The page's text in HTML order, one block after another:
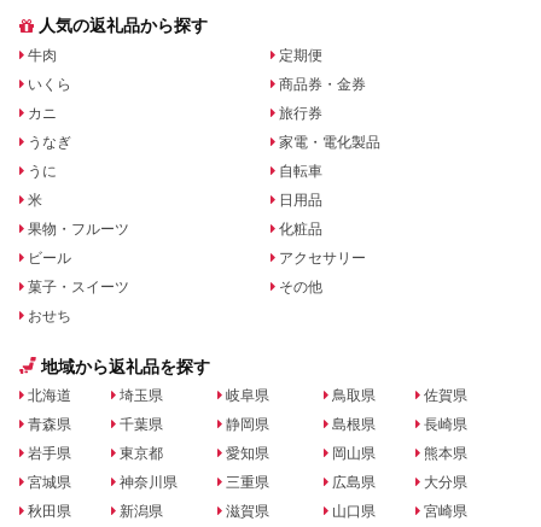
人気の返礼品から探す
牛肉
いくら
カニ
うなぎ
うに
米
果物・フルーツ
ビール
菓子・スイーツ
おせち
定期便
商品券・金券
旅行券
家電・電化製品
自転車
日用品
化粧品
アクセサリー
その他
地域から返礼品を探す
北海道
青森県
岩手県
宮城県
秋田県
埼玉県
千葉県
東京都
神奈川県
新潟県
岐阜県
静岡県
愛知県
三重県
滋賀県
鳥取県
島根県
岡山県
広島県
山口県
佐賀県
長崎県
熊本県
大分県
宮崎県